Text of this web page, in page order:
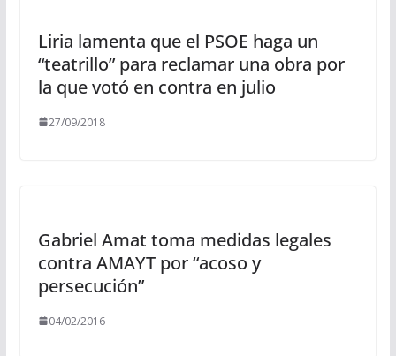
Liria lamenta que el PSOE haga un
“teatrillo” para reclamar una obra por
la que votó en contra en julio
27/09/2018
Gabriel Amat toma medidas legales
contra AMAYT por “acoso y
persecución”
04/02/2016